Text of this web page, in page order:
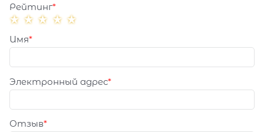
Рейтинг
Имя
Электронный адрес
Отзыв